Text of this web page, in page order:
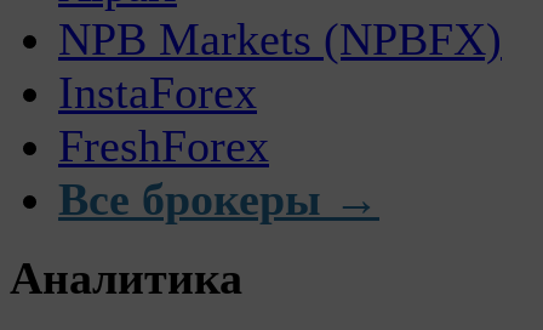
NPB Markets (NPBFX)
InstaForex
FreshForex
Все брокеры →
Аналитика